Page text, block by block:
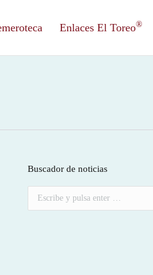
Enlaces El Toreo®
Buscador de noticias